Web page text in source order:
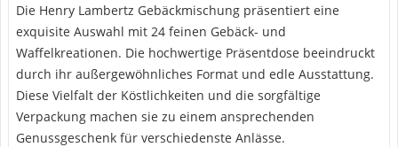
Die Henry Lambertz Gebäckmischung präsentiert eine
exquisite Auswahl mit 24 feinen Gebäck- und
Waffelkreationen. Die hochwertige Präsentdose beeindruckt
durch ihr außergewöhnliches Format und edle Ausstattung.
Diese Vielfalt der Köstlichkeiten und die sorgfältige
Verpackung machen sie zu einem ansprechenden
Genussgeschenk für verschiedenste Anlässe.